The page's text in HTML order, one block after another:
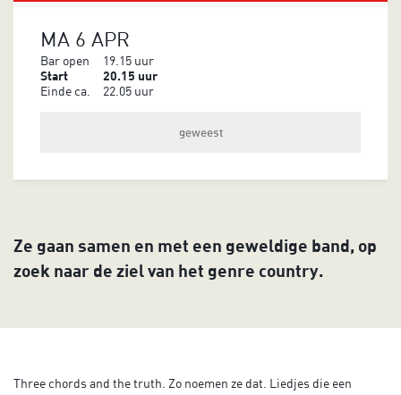
MA 6 APR
Bar open
19.15 uur
Start
20.15 uur
Einde ca.
22.05 uur
geweest
Ze gaan samen en met een geweldige band, op
zoek naar de ziel van het genre country.
Three chords and the truth. Zo noemen ze dat. Liedjes die een